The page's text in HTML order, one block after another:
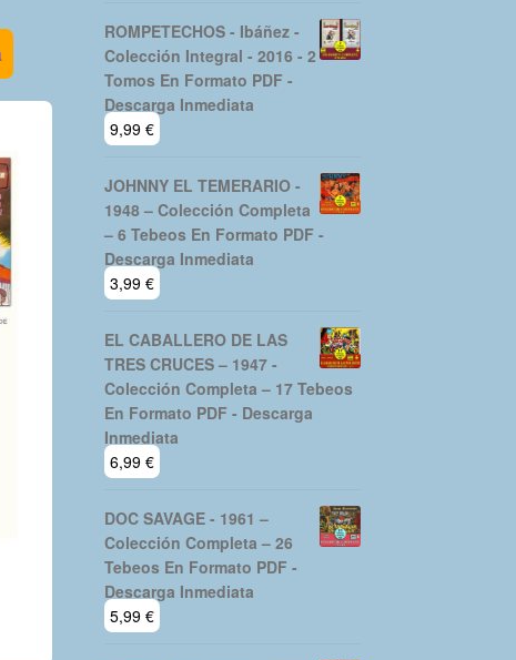
ROMPETECHOS - Ibáñez -
Colección Integral - 2016 - 2
Tomos En Formato PDF -
Descarga Inmediata
9,99 €
JOHNNY EL TEMERARIO -
1948 – Colección Completa
– 6 Tebeos En Formato PDF -
Descarga Inmediata
3,99 €
EL CABALLERO DE LAS
TRES CRUCES – 1947 -
Colección Completa – 17 Tebeos
En Formato PDF - Descarga
Inmediata
6,99 €
DOC SAVAGE - 1961 –
Colección Completa – 26
Tebeos En Formato PDF -
Descarga Inmediata
5,99 €